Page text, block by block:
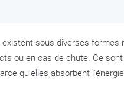
sous diverses formes
ou en cas de chute. Ce
qu’elles absorbent